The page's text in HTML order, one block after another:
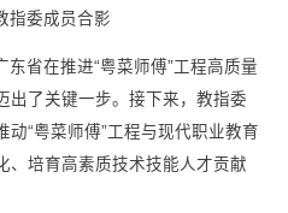
指委成员合影
省在推进“粤菜师傅”工程高质量
出了关键一步。接下来，教指委
“粤菜师傅”工程与现代职业教育
、培育高素质技术技能人才贡献